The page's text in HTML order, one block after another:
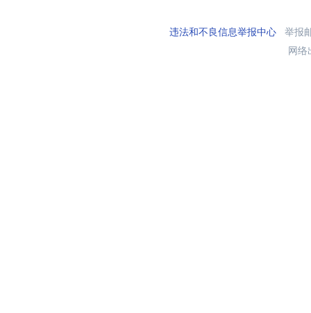
违法和不良信息举报中心举报
网